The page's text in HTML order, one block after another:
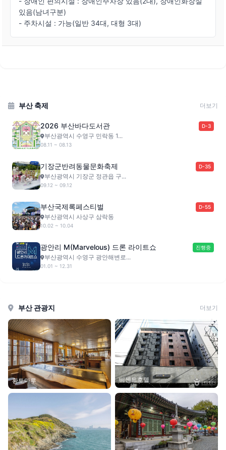
있음(남녀구분)
- 주차시설 : 가능(일반 34대, 대형 3대)
부산 축제 더보기
2026 부산바다도서관 D-3
부산광역시 수영구 민락동 1...
08.11 ~ 08.13
기장군반려동물문화축제 D-35
부산광역시 기장군 정관읍 구...
09.12 ~ 09.12
부산국제록페스티벌 D-55
부산광역시 사상구 삼락동
10.02 ~ 10.04
광안리 M(Marvelous) 드론 라이트쇼 진행중
부산광역시 수영구 광안해변로...
01.01 ~ 12.31
부산 관광지 더보기
황토마루 비센트호텔